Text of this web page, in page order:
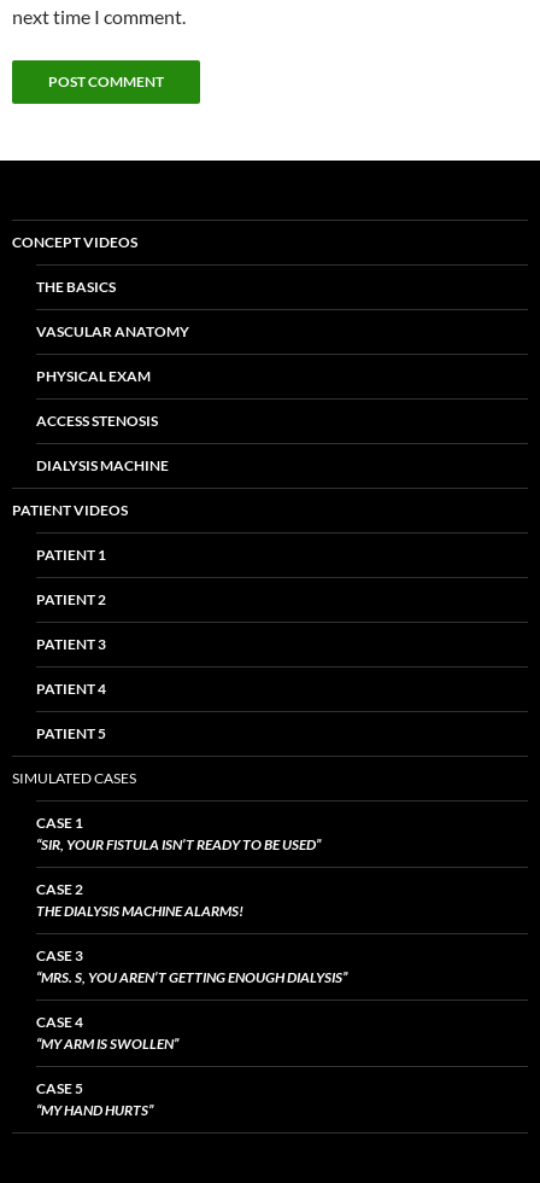
next time I comment.
CONCEPT VIDEOS
THE BASICS
VASCULAR ANATOMY
PHYSICAL EXAM
ACCESS STENOSIS
DIALYSIS MACHINE
PATIENT VIDEOS
PATIENT 1
PATIENT 2
PATIENT 3
PATIENT 4
PATIENT 5
SIMULATED CASES
CASE 1
“SIR, YOUR FISTULA ISN’T READY TO BE USED”
CASE 2
THE DIALYSIS MACHINE ALARMS!
CASE 3
“MRS. S, YOU AREN’T GETTING ENOUGH DIALYSIS”
CASE 4
“MY ARM IS SWOLLEN”
CASE 5
“MY HAND HURTS”